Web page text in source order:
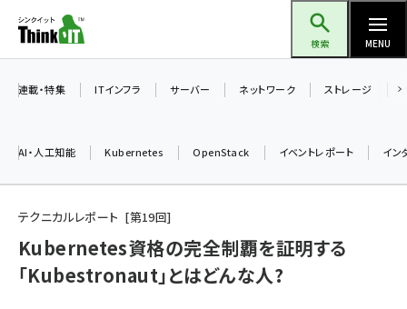
ン
ツ
検索 MENU
加藤銘のチーム貢献～仲間と築いた勝利の絆～ (2329)
iot女子会 (2295)
連載・特集 ITインフラ サーバー ネットワーク ストレージ
AI・人工知能 Kubernetes OpenStack イベントレポート イン
テクニカルレポート 第19回
Kubernetes資格の完全制覇を証明する
「Kubestronaut」とはどんな人?